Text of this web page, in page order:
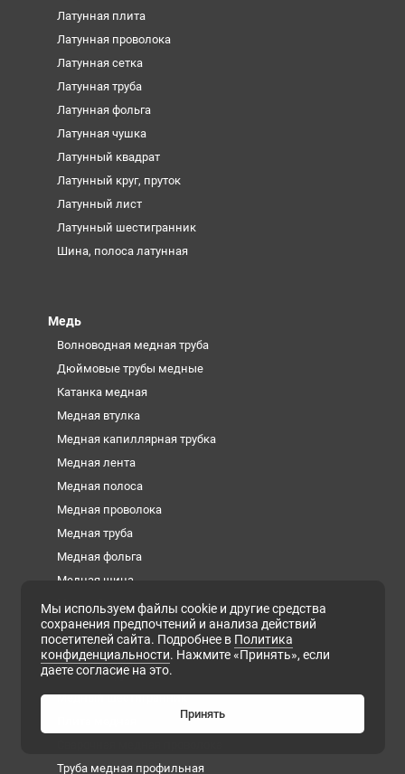
Латунная плита
Латунная проволока
Латунная сетка
Латунная труба
Латунная фольга
Латунная чушка
Латунный квадрат
Латунный круг, пруток
Латунный лист
Латунный шестигранник
Шина, полоса латунная
Медь
Волноводная медная труба
Дюймовые трубы медные
Катанка медная
Медная втулка
Медная капиллярная трубка
Медная лента
Медная полоса
Медная проволока
Медная труба
Медная фольга
Медная шина
Медный квадрат
Медный круг
Медный лист
Медный пруток
Медный шестигранник
Труба медная профильная
Мы используем файлы cookie и другие средства
сохранения предпочтений и анализа действий
посетителей сайта. Подробнее в Политика
конфиденциальности. Нажмите «Принять», если
даете согласие на это.
Принять